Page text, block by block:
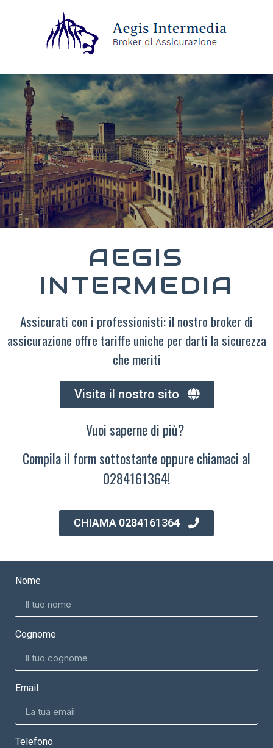
AEGIS
INTERMEDIA
Assicurati con i professionisti: il nostro broker di
assicurazione offre tariffe uniche per darti la sicurezza
che meriti
Visita il nostro sito
Vuoi saperne di più?
Compila il form sottostante oppure chiamaci al
0284161364!
CHIAMA 0284161364
Nome
Cognome
Email
Telefono